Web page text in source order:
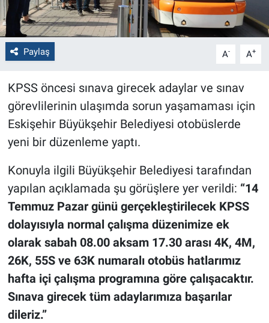
Paylaş A- A+
KPSS öncesi sınava girecek adaylar ve sınav
görevlilerinin ulaşımda sorun yaşamaması için
Eskişehir Büyükşehir Belediyesi otobüslerde
yeni bir düzenleme yaptı.
Konuyla ilgili Büyükşehir Belediyesi tarafından
yapılan açıklamada şu görüşlere yer verildi: “14
Temmuz Pazar günü gerçekleştirilecek KPSS
dolayısıyla normal çalışma düzenimize ek
olarak sabah 08.00 aksam 17.30 arası 4K, 4M,
26K, 55S ve 63K numaralı otobüs hatlarımız
hafta içi çalışma programına göre çalışacaktır.
Sınava girecek tüm adaylarımıza başarılar
dileriz.”
Genel
Çevre
Magazin
Bilim ve Teknoloji